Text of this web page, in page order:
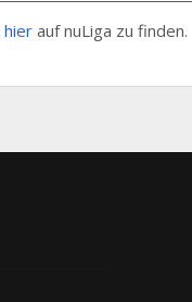
hier auf nuLiga zu finden.